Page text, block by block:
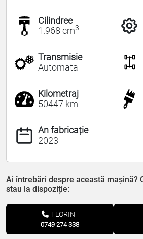
Cilindree
1.968 cm3
Transmisie
Automata
Kilometraj
50447 km
An fabricație
2023
Ai întrebări despre această mașină?
stau la dispoziție:
FLORIN
0749 274 338